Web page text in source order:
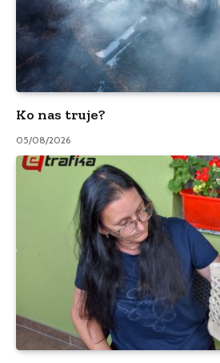
Ko nas truje?
05/08/2026